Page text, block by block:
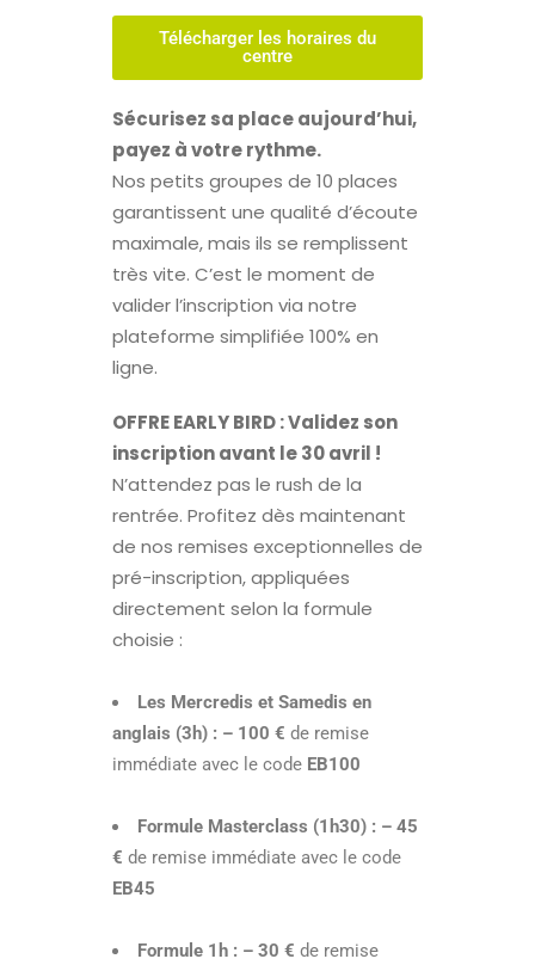
Télécharger les horaires du
centre
Sécurisez sa place aujourd’hui,
payez à votre rythme.
Nos petits groupes de 10 places
garantissent une qualité d’écoute
maximale, mais ils se remplissent
très vite. C’est le moment de
valider l’inscription via notre
plateforme simplifiée 100% en
ligne.
OFFRE EARLY BIRD : Validez son
inscription avant le 30 avril !
N’attendez pas le rush de la
rentrée. Profitez dès maintenant
de nos remises exceptionnelles de
pré-inscription, appliquées
directement selon la formule
choisie :
Les Mercredis et Samedis en
anglais (3h) : – 100 € de remise
immédiate avec le code EB100
Formule Masterclass (1h30) : – 45
€ de remise immédiate avec le code
EB45
Formule 1h : – 30 € de remise